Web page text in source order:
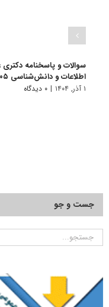
سوالات و پاسخنامه دکتری
اطلاعات و دانش‌شناسی ۱۴۰۵
۱ آذر, ۱۴۰۴ | ۰ دیدگاه
جست و جو
جستجو